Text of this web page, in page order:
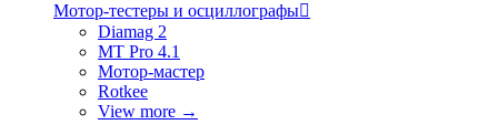
Мотор-тестеры и осциллографы
Diamag 2
MT Pro 4.1
Мотор-мастер
Rotkee
View more →